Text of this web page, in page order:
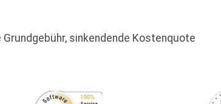
Grundgebühr, sinkendende Kostenquote